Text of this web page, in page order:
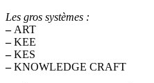
Les gros systèmes :
–ART
–KEE
–KES
–KNOWLEDGE CRAFT